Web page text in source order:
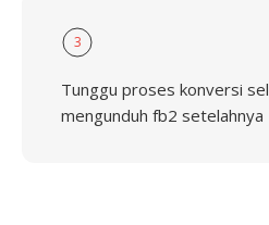
3
Tunggu proses konversi
mengunduh fb2 setelahnya